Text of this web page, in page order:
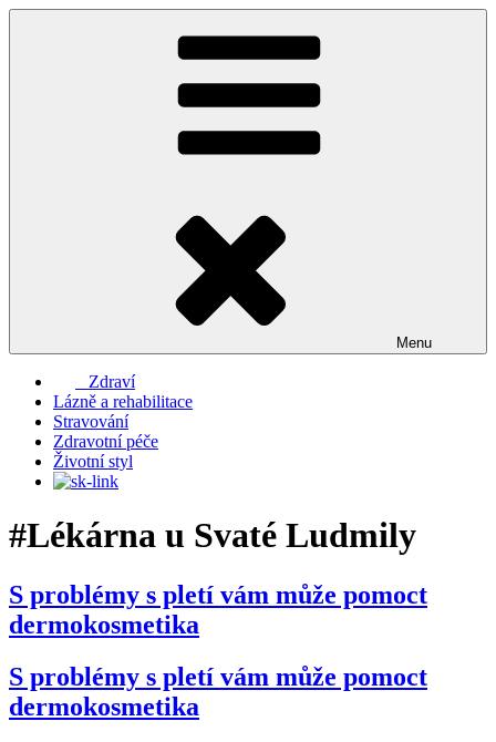
Přejít
Menu
Zdraví
Lázně a rehabilitace
Stravování
Zdravotní péče
Životní styl
#Lékárna u Svaté Ludmily
S problémy s pletí vám může pomoct
dermokosmetika
S problémy s pletí vám může pomoct
dermokosmetika